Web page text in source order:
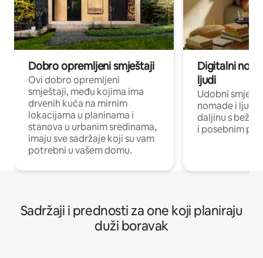
Dobro opremljeni smještaji
Ovi dobro opremljeni
smještaji, među kojima ima
drvenih kuća na mirnim
lokacijama u planinama i
stanova u urbanim sredinama,
imaju sve sadržaje koji su vam
potrebni u vašem domu.
Digitalni
ljudi
Udobni
nomade i ljude
daljinu s
i posebnim
Sadržaji i prednosti za one koji planiraju
duži boravak